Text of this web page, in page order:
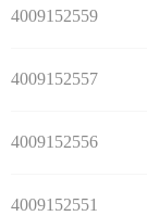
4009152559
4009152557
4009152556
4009152551